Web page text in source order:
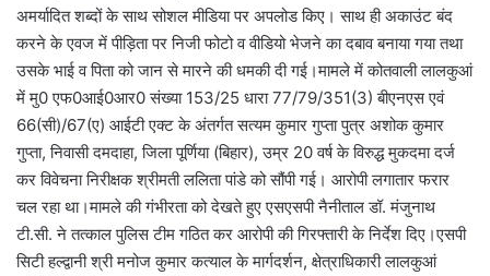
अमर्यादित शब्दों के साथ सोशल मीडिया पर अपलोड किए। साथ ही अकाउंट बंद
करने के एवज में पीड़िता पर निजी फोटो व वीडियो भेजने का दबाव बनाया गया तथा
उसके भाई व पिता को जान से मारने की धमकी दी गई।मामले में कोतवाली लालकुआं
में मु0 एफ0आई0आर0 संख्या 153/25 धारा 77/79/351(3) बीएनएस एवं
66(सी)/67(ए) आईटी एक्ट के अंतर्गत सत्यम कुमार गुप्ता पुत्र अशोक कुमार
गुप्ता, निवासी दमदाहा, जिला पूर्णिया (बिहार), उम्र 20 वर्ष के विरुद्ध मुकदमा दर्ज
कर विवेचना निरीक्षक श्रीमती ललिता पांडे को सौंपी गई। आरोपी लगातार फरार
चल रहा था।मामले की गंभीरता को देखते हुए एसएसपी नैनीताल डॉ. मंजुनाथ
टी.सी. ने तत्काल पुलिस टीम गठित कर आरोपी की गिरफ्तारी के निर्देश दिए।एसपी
सिटी हल्द्वानी श्री मनोज कुमार कत्याल के मार्गदर्शन, क्षेत्राधिकारी लालकुआं